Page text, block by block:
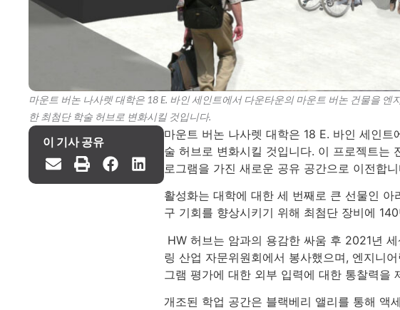
마운트 버논 나사렛 대학은 18 E. 바인 세인트에서 다운타운의 마운트 버논 건물을
한 최첨단 학술 허브로 변화시킬 것입니다.
이 기사 공유
마운트 버논 나사렛 대학은 18 E. 바인 세인
술 허브로 변화시킬 것입니다. 이 프로젝트는
로그램을 가진 새로운 공유 공간으로 이전합
활성화는 대학에 대한 세 번째로 큰 선물인
구 기회를 향상시키기 위해 최첨단 장비에
HW 허브는 암과의 용감한 싸움 후 2021년
링 산업 자문위원회에서 봉사했으며, 엔지니
그램 평가에 대한 외부 입력에 대한 통찰력을
개조된 학업 공간은 블랙베리 앨리를 통해 액